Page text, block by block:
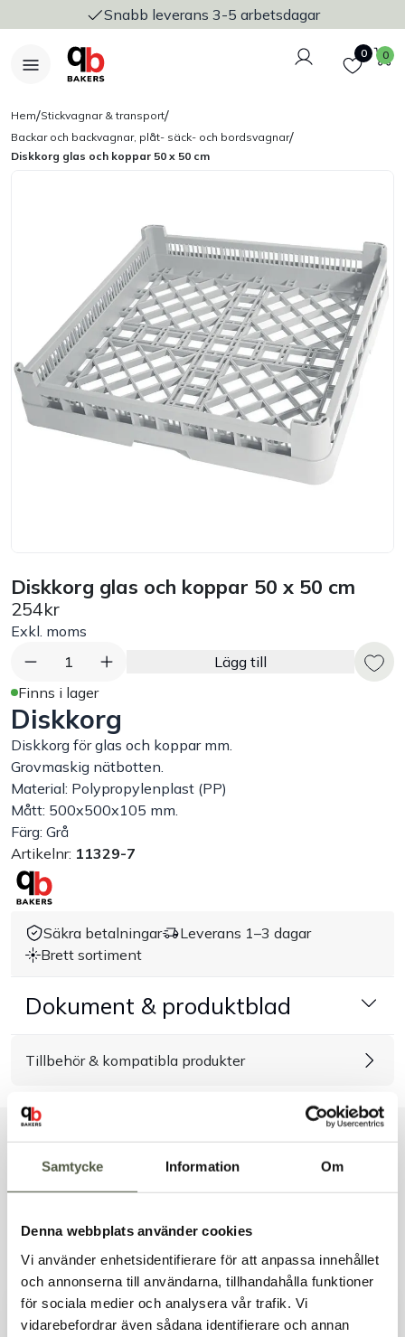
Samtycke Information Om
Denna webbplats använder cookies
Vi använder enhetsidentifierare för att anpassa innehållet
och annonserna till användarna, tillhandahålla funktioner
för sociala medier och analysera vår trafik. Vi
vidarebefordrar även sådana identifierare och annan
Snabb leverans 3-5 arbetsdagar
Logga in
Favoriter
0 0
Bageriplåtar & bakformar
Stickvagnar & transport
Utensilier
Bord
Exponering & servering
Städutrustning
Arbetskläder
Plåtbyte
Monin
Handla efter bransch
Varumärken
Outlet
Om Bakers
Hem/Stickvagnar & transport/
Backar och backvagnar, plåt- säck- och bordsvagnar/
Diskkorg glas och koppar 50 x 50 cm
Diskkorg glas och koppar 50 x 50 cm
254kr
Exkl. moms
1
Lägg till
Finns i lager
Diskkorg
Diskkorg för glas och koppar mm.
Grovmaskig nätbotten.
Material: Polypropylenplast (PP)
Mått: 500x500x105 mm.
Färg: Grå
Artikelnr: 11329-7
Säkra betalningar
Leverans 1–3 dagar
Brett sortiment
Dokument & produktblad
Tillbehör & kompatibla produkter
Andra kunder tittade även på